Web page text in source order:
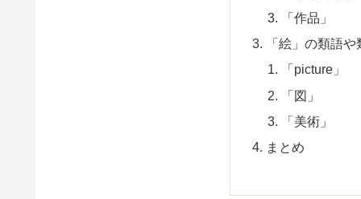
「作品」
「絵」の類語
「picture」
「図」
「美術」
まとめ